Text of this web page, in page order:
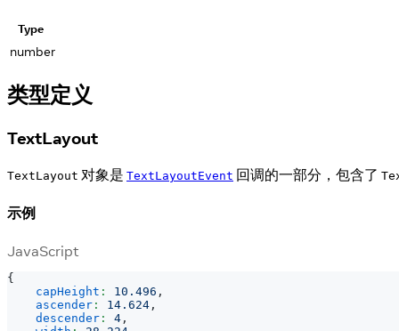
Type
number
类型定义
TextLayout
TextLayout 对象是 TextLayoutEvent 回调的一部分，包含了
示例
JavaScript
{
capHeight : 10.496 ,
ascender : 14.624 ,
descender : 4 ,